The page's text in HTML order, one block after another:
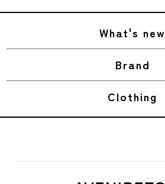
What's new
Brand
Clothing